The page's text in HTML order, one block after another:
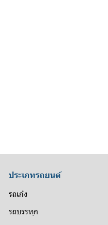
ประเภทรถยนต์
รถเก๋ง
รถบรรทุก